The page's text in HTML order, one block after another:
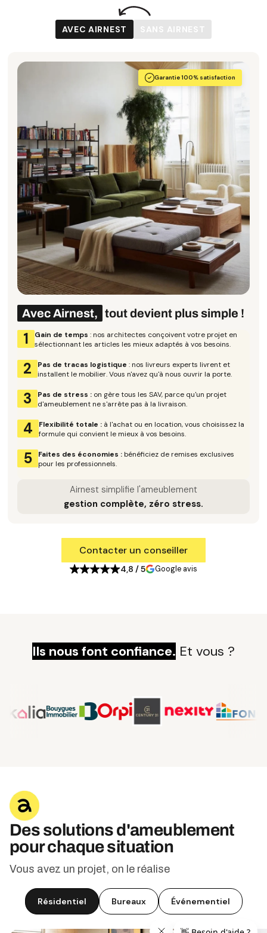
AVEC AIRNEST SANS AIRNEST
Garantie 100% satisfaction
Avec Airnest, tout devient plus simple !
1 Gain de temps : nos architectes conçoivent votre projet en
sélectionnant les articles les mieux adaptés à vos besoins.
2 Pas de tracas logistique : nos livreurs experts livrent et
installent le mobilier. Vous n'avez qu'à nous ouvrir la porte.
3 Pas de stress : on gère tous les SAV, parce qu'un projet
d'ameublement ne s'arrête pas à la livraison.
4 Flexibilité totale : à l'achat ou en location, vous choisissez la
formule qui convient le mieux à vos besoins.
5 Faites des économies : bénéficiez de remises exclusives
pour les professionnels.
Airnest simplifie l'ameublement
gestion complète, zéro stress.
Contacter un conseiller
4,8 / 5 Google avis
Ils nous font confiance. Et vous ?
Des solutions d'ameublement
pour chaque situation
Vous avez un projet, on le réalise
Résidentiel Bureaux Événementiel